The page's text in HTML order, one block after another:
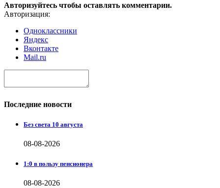
Авторизуйтесь чтобы оставлять комментарии.
Авторизация:
Одноклассники
Яндекс
Вконтакте
Mail.ru
Последние новости
Без света 10 августа
08-08-2026
1:0 в пользу пенсионера
08-08-2026